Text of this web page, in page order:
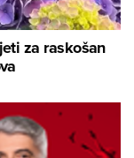
za raskošan